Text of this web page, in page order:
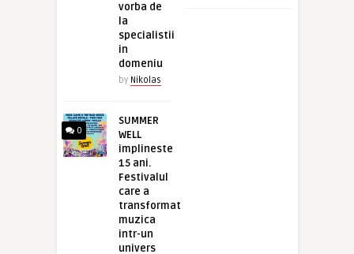
vorba de
la
specialistii
in
domeniu
by Nikolas
0
SUMMER
WELL
implineste
15 ani.
Festivalul
care a
transformat
muzica
intr-un
univers